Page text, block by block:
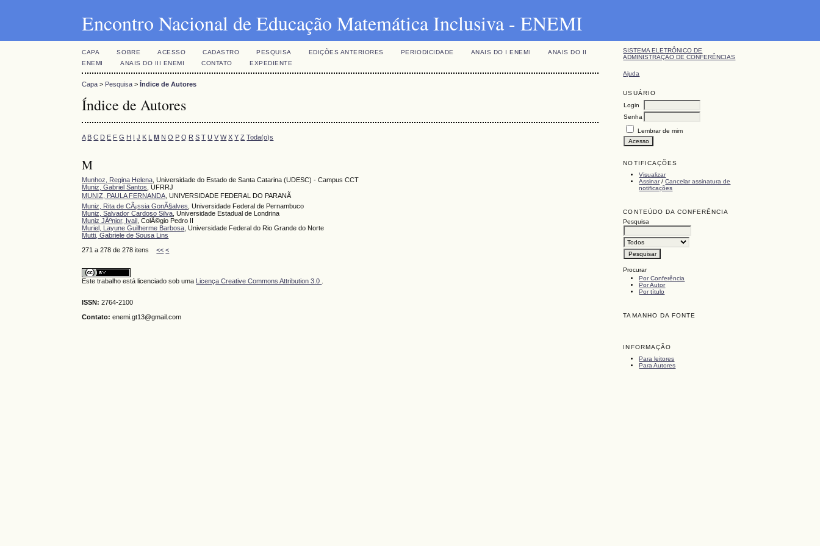
Encontro Nacional de Educação Matemática Inclusiva - ENEMI
SISTEMA ELETRÔNICO DE
ADMINISTRAÇÃO DE CONFERÊNCIAS
Ajuda
USUÁRIO
Login
Senha
Lembrar de mim
NOTIFICAÇÕES
Visualizar
Assinar/Cancelar assinatura de
notificações
CONTEÚDO DA CONFERÊNCIA
Pesquisa
Procurar
Por Conferência
Por Autor
Por título
TAMANHO DA FONTE
INFORMAÇÃO
Para leitores
Para Autores
CAPA SOBRE ACESSO CADASTRO PESQUISA EDIÇÕES ANTERIORES PERIODICIDADE ANAIS DO I ENEMI
ANAIS DO II
ENEMI
ANAIS DO III ENEMI CONTATO EXPEDIENTE
Capa > Pesquisa >Índice de Autores
Índice de Autores
A B C D E F G H I J K L M N O P Q R S T U V W X Y Z Toda(o)s
M
Munhoz, Regina Helena , Universidade do Estado de Santa Catarina (UDESC) - Campus CCT
Muniz, Gabriel Santos , UFRRJ
MUNIZ, PAULA FERNANDA , UNIVERSIDADE FEDERAL DO PARANÃ
Muniz, Rita de CÃ¡ssia GonÃ§alves , Universidade Federal de Pernambuco
Muniz, Salvador Cardoso Silva , Universidade Estadual de Londrina
Muniz JÃºnior, Ivail
, ColÃ©gio Pedro II
Muriel, Layune Guilherme Barbosa , Universidade Federal do Rio Grande do Norte
Mutti, Gabriele de Sousa Lins
271 a 278 de 278 itens<< <
Este trabalho está licenciado sob uma Licença Creative Commons Attribution 3.0
ISSN:2764-2100
Contato:enemi.gt13@gmail.com